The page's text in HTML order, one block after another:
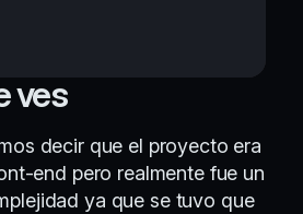
ves
decir que el proyecto era
end pero realmente fue un
ya que se tuvo que